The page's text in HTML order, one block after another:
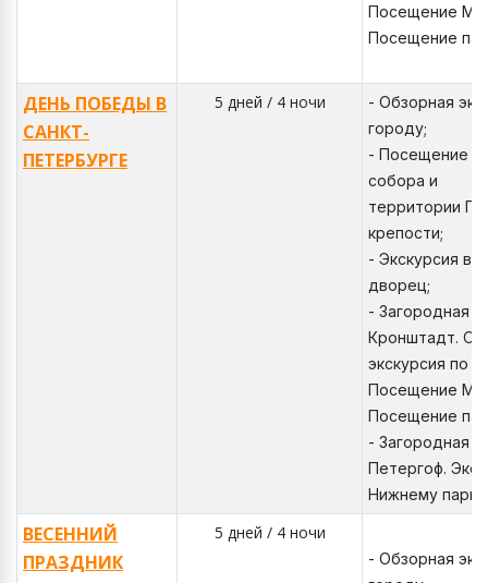
Посещение
Посещение
ДЕНЬ ПОБЕДЫ В
САНКТ-
ПЕТЕРБУРГЕ
5 дней / 4 ночи
- Обзорная
городу;
- Посещение
собора и
территории
крепости;
- Экскурсия
дворец;
- Загородная
Кронштадт.
экскурсия по
Посещение
Посещение
- Загородная
Петергоф.
Нижнему парку.
ВЕСЕННИЙ
ПРАЗДНИК
5 дней / 4 ночи
- Обзорная